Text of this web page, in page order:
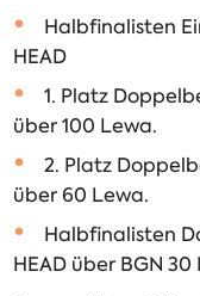
Halbfinalisten
HEAD
1. Platz
über 100 Lewa.
2. Platz
über 60 Lewa.
Halbfinalisten
HEAD über BGN 30